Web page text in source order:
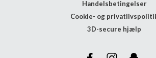
Handelsbetingelser
Cookie- og
3D-secure hjælp